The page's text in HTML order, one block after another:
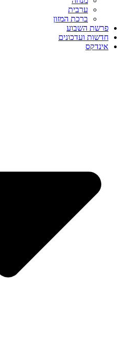
ערבית
ברכת המזון
פרשת השבוע
חדשות ועדכונים
אינדקס